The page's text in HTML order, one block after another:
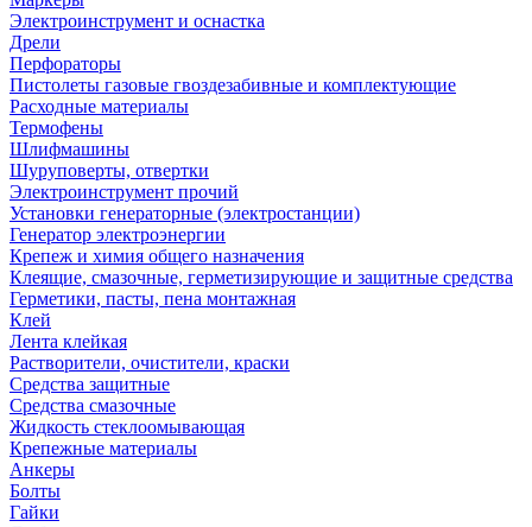
Электроинструмент и оснастка
Дрели
Перфораторы
Пистолеты газовые гвоздезабивные и комплектующие
Расходные материалы
Термофены
Шлифмашины
Шуруповерты, отвертки
Электроинструмент прочий
Установки генераторные (электростанции)
Генератор электроэнергии
Крепеж и химия общего назначения
Клеящие, смазочные, герметизирующие и защитные средства
Герметики, пасты, пена монтажная
Клей
Лента клейкая
Растворители, очистители, краски
Средства защитные
Средства смазочные
Жидкость стеклоомывающая
Крепежные материалы
Анкеры
Болты
Гайки